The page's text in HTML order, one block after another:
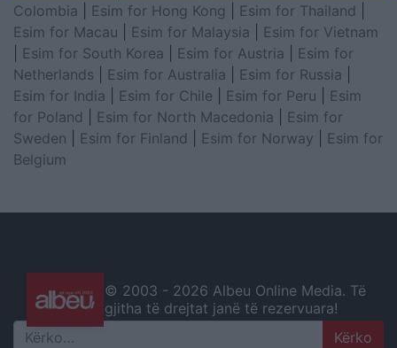
Colombia
Esim for Hong Kong Esim for Thailand
Esim for Macau
Esim for Malaysia
Esim for Vietnam
Esim for South Korea Esim for Austria
Esim for
Netherlands
Esim for Australia Esim for Russia
Esim for India
Esim for Chile Esim for Peru
Esim
for Poland
Esim for North Macedonia
Esim for
Sweden
Esim for Finland Esim for Norway
Esim for
Belgium
© 2003 - 2026 Albeu Online Media. Të
gjitha të drejtat janë të rezervuara!